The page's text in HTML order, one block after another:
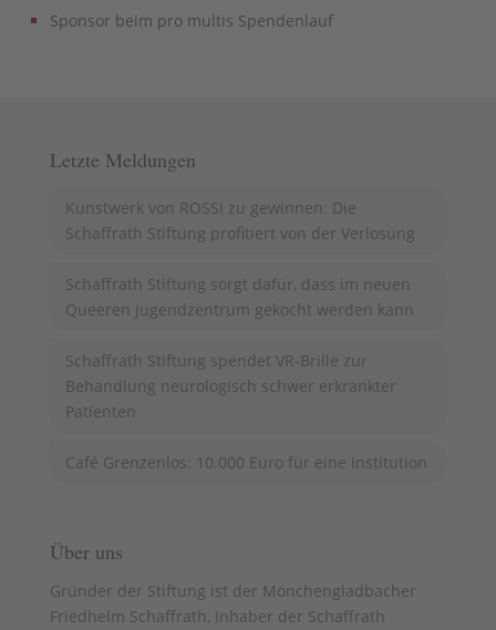
Sponsor beim pro multis Spendenlauf
Letzte Meldungen
Kunstwerk von ROSSI zu gewinnen: Die
Schaffrath Stiftung profitiert von der Verlosung
Schaffrath Stiftung sorgt dafür, dass im neuen
Queeren Jugendzentrum gekocht werden kann
Schaffrath Stiftung spendet VR-Brille zur
Behandlung neurologisch schwer erkrankter
Patienten
Café Grenzenlos: 10.000 Euro für eine Institution
Über uns
Gründer der Stiftung ist der Mönchengladbacher
Friedhelm Schaffrath, Inhaber der Schaffrath